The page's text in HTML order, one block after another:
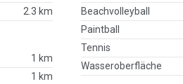
2.3 km
1 km
1 km
Beachvolleyball
Paintball
Tennis
Wasseroberfläche